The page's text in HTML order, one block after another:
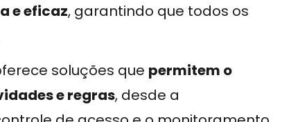
e eficaz, garantindo que todos os
soluções que permitem o
e regras, desde a